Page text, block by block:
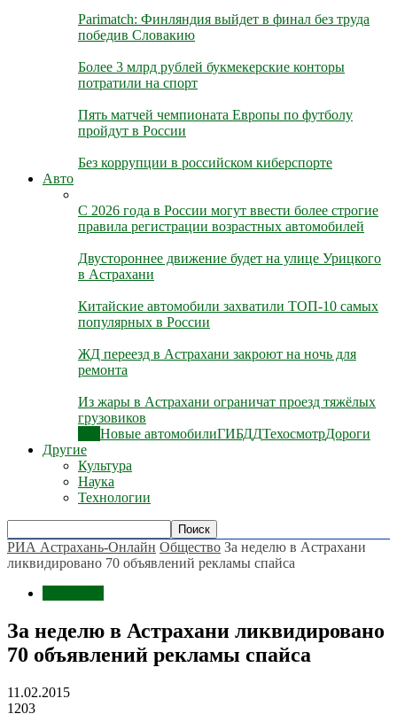
Parimatch: Финляндия выйдет в финал без труда
победив Словакию
Более 3 млрд рублей букмекерские конторы
потратили на спорт
Пять матчей чемпионата Европы по футболу
пройдут в России
Без коррупции в российском киберспорте
Авто
С 2026 года в России могут ввести более строгие
правила регистрации возрастных автомобилей
Двустороннее движение будет на улице Урицкого
в Астрахани
Китайские автомобили захватили ТОП-10 самых
популярных в России
ЖД переезд в Астрахани закроют на ночь для
ремонта
Из жары в Астрахани ограничат проезд тяжёлых
грузовиков
Новые автомобилиГИБДДТехосмотрДороги
Другие
Культура
Наука
Технологии
РИА Астрахань-Онлайн Общество За неделю в Астрахани
ликвидировано 70 объявлений рекламы спайса
За неделю в Астрахани ликвидировано
70 объявлений рекламы спайса
11.02.2015
1203